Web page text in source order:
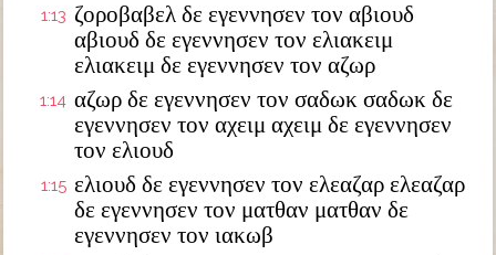
1:13 ζοροβαβελ δε εγεννησεν τον αβιουδ
αβιουδ δε εγεννησεν τον ελιακειμ
ελιακειμ δε εγεννησεν τον αζωρ
1:14 αζωρ δε εγεννησεν τον σαδωκ σαδωκ δε
εγεννησεν τον αχειμ αχειμ δε εγεννησεν
τον ελιουδ
1:15 ελιουδ δε εγεννησεν τον ελεαζαρ ελεαζαρ
δε εγεννησεν τον ματθαν ματθαν δε
εγεννησεν τον ιακωβ